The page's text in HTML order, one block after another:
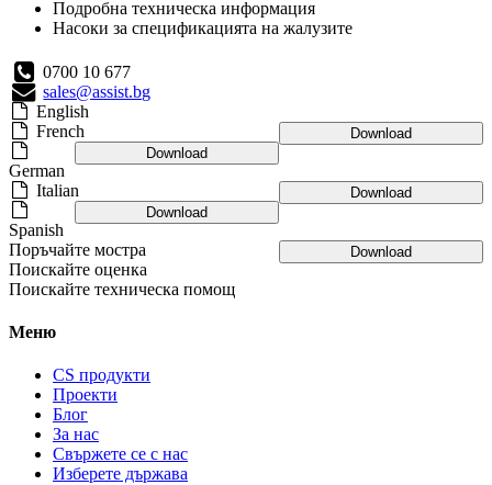
Подробна техническа информация
Насоки за спецификацията на жалузите
0700 10 677
sales@assist.bg
English
Download
French
Download
German
Download
Italian
Download
Spanish
Download
Поръчайте мостра
Поискайте оценка
Поискайте техническа помощ
Меню
CS продукти
Проекти
Блог
За нас
Свържете се с нас
Изберете държава